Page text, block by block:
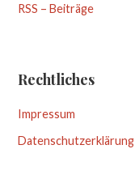
RSS – Beiträge
Rechtliches
Impressum
Datenschutzerklärung